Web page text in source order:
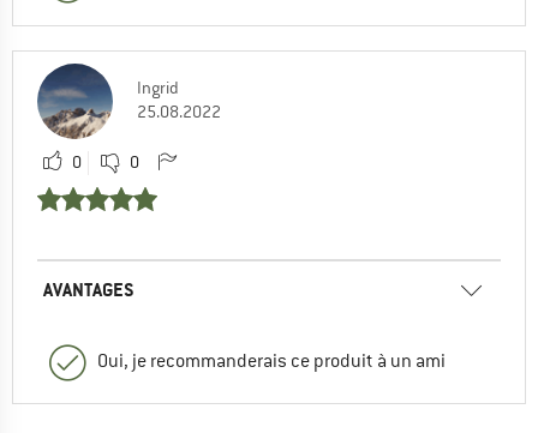
Ingrid
25.08.2022
0 0
AVANTAGES
Oui, je recommanderais ce produit à un ami